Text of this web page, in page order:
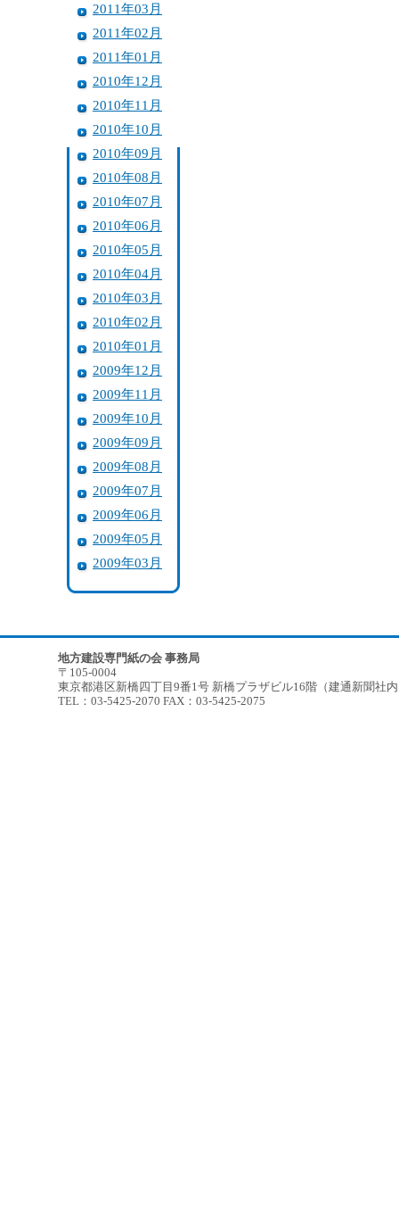
2011年03月
2011年02月
2011年01月
2010年12月
2010年11月
2010年10月
2010年09月
2010年08月
2010年07月
2010年06月
2010年05月
2010年04月
2010年03月
2010年02月
2010年01月
2009年12月
2009年11月
2009年10月
2009年09月
2009年08月
2009年07月
2009年06月
2009年05月
2009年03月
地方建設専門紙の会 事務局
〒105-0004
東京都港区新橋四丁目9番1号 新橋プラザビル16階（建通新聞社
TEL：03-5425-2070 FAX：03-5425-2075